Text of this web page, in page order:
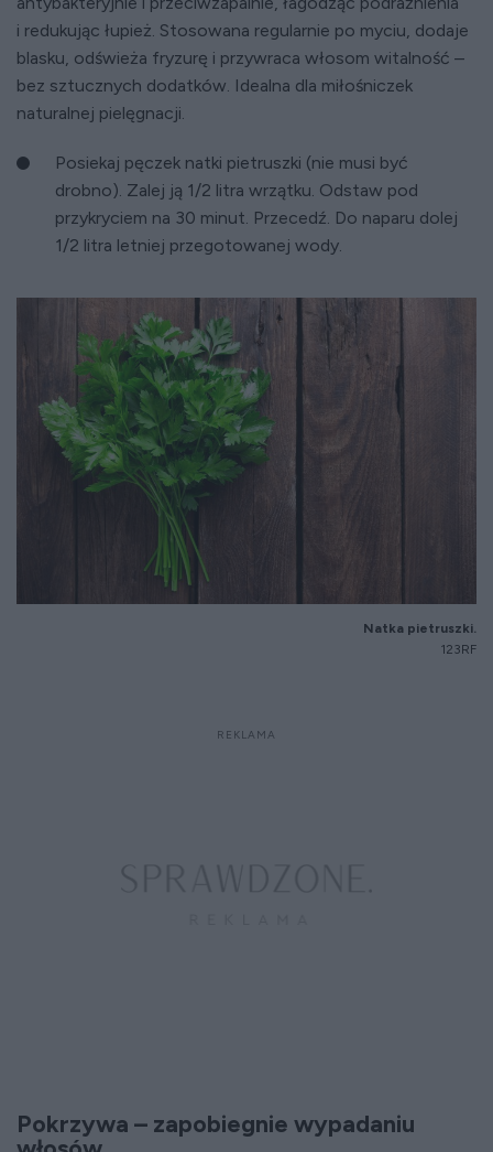
i redukując łupież. Stosowana regularnie po myciu, dodaje
blasku, odświeża fryzurę i przywraca włosom witalność –
bez sztucznych dodatków. Idealna dla miłośniczek
naturalnej pielęgnacji.
Posiekaj pęczek natki pietruszki (nie musi być
drobno). Zalej ją 1/2 litra wrzątku. Odstaw pod
przykryciem na 30 minut. Przecedź. Do naparu dolej
1/2 litra letniej przegotowanej wody.
Natka pietruszki.
123RF
Pokrzywa – zapobiegnie wypadaniu